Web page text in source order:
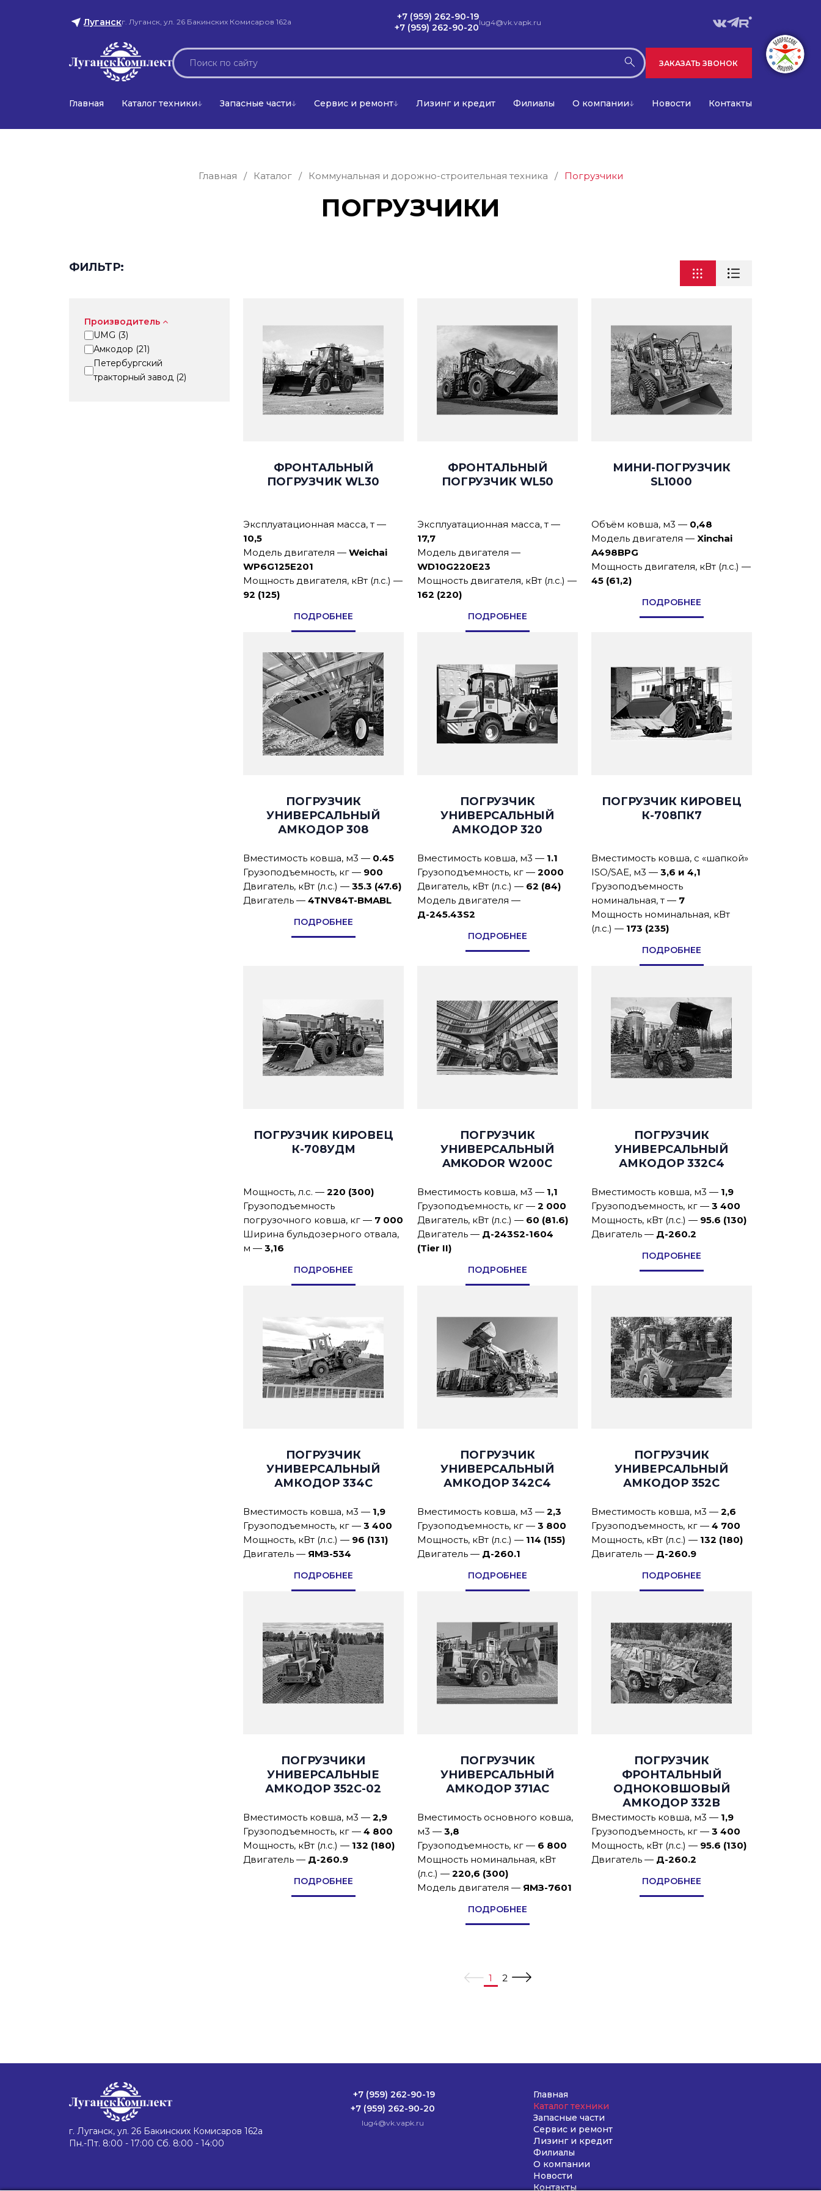
Луганскг. Луганск, ул. 26 Бакинских Комисаров 162а
+7 (959) 262-90-19
+7 (959) 262-90-20lug4@vk.vapk.ru
ЗАКАЗАТЬ ЗВОНОК
Главная Каталог техники Запасные части Сервис и ремонт Лизинг и кредит Филиалы О компании Новости Контакты
Главная / Каталог / Коммунальная и дорожно-строительная техника / Погрузчики
ПОГРУЗЧИКИ
ФИЛЬТР:
Производитель
UMG (3)
Амкодор (21)
Петербургский
тракторный завод (2)
ФРОНТАЛЬНЫЙ
ПОГРУЗЧИК WL30
Эксплуатационная масса, т —
10,5
Модель двигателя —Weichai
WP6G125E201
Мощность двигателя, кВт (л.с.) —
92 (125)
ПОДРОБНЕЕ
ФРОНТАЛЬНЫЙ
ПОГРУЗЧИК WL50
Эксплуатационная масса, т —
17,7
Модель двигателя —
WD10G220E23
Мощность двигателя, кВт (л.с.) —
162 (220)
ПОДРОБНЕЕ
МИНИ-ПОГРУЗЧИК
SL1000
Объём ковша, м3 — 0,48
Модель двигателя —Xinchai
A498BPG
Мощность двигателя, кВт (л.с.) —
45 (61,2)
ПОДРОБНЕЕ
ПОГРУЗЧИК
УНИВЕРСАЛЬНЫЙ
АМКОДОР 308
Вместимость ковша, м3 — 0.45
Грузоподъемность, кг— 900
Двигатель, кВт (л.с.) —35.3 (47.6)
Двигатель —4TNV84T-BMABL
ПОДРОБНЕЕ
ПОГРУЗЧИК
УНИВЕРСАЛЬНЫЙ
АМКОДОР 320
Вместимость ковша, м3— 1.1
Грузоподъемность, кг —2000
Двигатель, кВт (л.с.) — 62 (84)
Модель двигателя —
Д-245.43S2
ПОДРОБНЕЕ
ПОГРУЗЧИК КИРОВЕЦ
К-708ПК7
Вместимость ковша, с «шапкой»
ISO/SAE, м3 —3,6 и 4,1
Грузоподъемность
номинальная, т — 7
Мощность номинальная, кВт
(л.с.) — 173 (235)
ПОДРОБНЕЕ
ПОГРУЗЧИК КИРОВЕЦ
К-708УДМ
Мощность, л.с. —220 (300)
Грузоподъемность
погрузочного ковша, кг — 7 000
Ширина бульдозерного отвала,
м —3,16
ПОДРОБНЕЕ
ПОГРУЗЧИК
УНИВЕРСАЛЬНЫЙ
AMKODOR W200C
Вместимость ковша, м3 — 1,1
Грузоподъемность, кг —2 000
Двигатель, кВт (л.с.) — 60 (81.6)
Двигатель — Д-243S2-1604
(Tier II)
ПОДРОБНЕЕ
ПОГРУЗЧИК
УНИВЕРСАЛЬНЫЙ
АМКОДОР 332С4
Вместимость ковша, м3 — 1,9
Грузоподъемность, кг —3 400
Мощность, кВт (л.с.) — 95.6 (130)
Двигатель — Д-260.2
ПОДРОБНЕЕ
ПОГРУЗЧИК
УНИВЕРСАЛЬНЫЙ
АМКОДОР 334С
Вместимость ковша, м3 — 1,9
Грузоподъемность, кг —3 400
Мощность, кВт (л.с.) — 96 (131)
Двигатель — ЯМЗ-534
ПОДРОБНЕЕ
ПОГРУЗЧИК
УНИВЕРСАЛЬНЫЙ
АМКОДОР 342C4
Вместимость ковша, м3 —2,3
Грузоподъемность, кг —3 800
Мощность, кВт (л.с.) — 114 (155)
Двигатель — Д-260.1
ПОДРОБНЕЕ
ПОГРУЗЧИК
УНИВЕРСАЛЬНЫЙ
АМКОДОР 352С
Вместимость ковша, м3 —2,6
Грузоподъемность, кг —4 700
Мощность, кВт (л.с.) — 132 (180)
Двигатель — Д-260.9
ПОДРОБНЕЕ
ПОГРУЗЧИКИ
УНИВЕРСАЛЬНЫЕ
АМКОДОР 352С-02
Вместимость ковша, м3 —2,9
Грузоподъемность, кг —4 800
Мощность, кВт (л.с.) — 132 (180)
Двигатель — Д-260.9
ПОДРОБНЕЕ
ПОГРУЗЧИК
УНИВЕРСАЛЬНЫЙ
АМКОДОР 371АС
Вместимость основного ковша,
м3 —3,8
Грузоподъемность, кг — 6 800
Мощность номинальная, кВт
(л.с.) —220,6 (300)
Модель двигателя — ЯМЗ-7601
ПОДРОБНЕЕ
ПОГРУЗЧИК
ФРОНТАЛЬНЫЙ
ОДНОКОВШОВЫЙ
АМКОДОР 332В
Вместимость ковша, м3 — 1,9
Грузоподъемность, кг —3 400
Мощность, кВт (л.с.) — 95.6 (130)
Двигатель — Д-260.2
ПОДРОБНЕЕ
1 2
г. Луганск, ул. 26 Бакинских Комисаров 162а
Пн.-Пт. 8:00 - 17:00 Сб. 8:00 - 14:00
+7 (959) 262-90-19
+7 (959) 262-90-20
lug4@vk.vapk.ru
Главная
Каталог техники
Запасные части
Сервис и ремонт
Лизинг и кредит
Филиалы
О компании
Новости
Контакты